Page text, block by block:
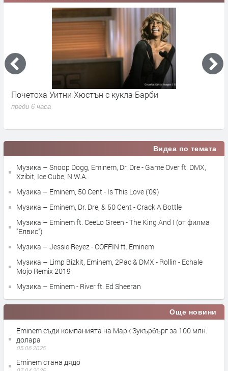
Почетоха Уитни Хюстън с кукла Барби
преди 6 часа
Видеа по темата
Музика – Snoop Dogg, Eminem, Dr. Dre - Game Over ft. DMX,
Xzibit, Ice Cube, N.W.A.
Музика – Eminem, 50 Cent - Is This Love ('09)
Музика – Eminem, Dr. Dre, & 50 Cent - Crack A Bottle
Музика – Eminem ft. CeeLo Green - The King And I (от филма
"Елвис")
Музика – Jessie Reyez - COFFIN ft. Eminem
Музика – Limp Bizkit, Eminem, 2Pac & DMX - Rollin - Echale
Mojo Remix 2019
Музика – Eminem - River ft. Ed Sheeran
Още новини
Eminem съди компанията на Марк Зукърбърг за 100 млн.
долара
05.06.2025
Eminem стана дядо